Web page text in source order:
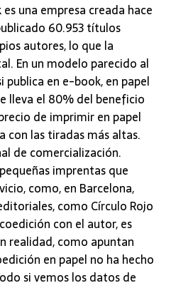
es una empresa creada hace
60.953 títulos
autores, lo que la
En un modelo parecido al
publica en e-book, en papel
lleva el 80% del beneficio
de imprimir en papel
con las tiradas más altas.
de comercialización.
imprentas que
como, en Barcelona,
como Círculo Rojo
con el autor, es
realidad, como apuntan
en papel no ha hecho
si vemos los datos de